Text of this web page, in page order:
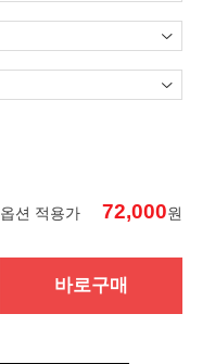
옵션 적용가 72,000원
바로구매